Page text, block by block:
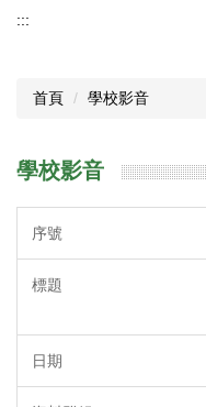
:::
首頁 學校影音
學校影音